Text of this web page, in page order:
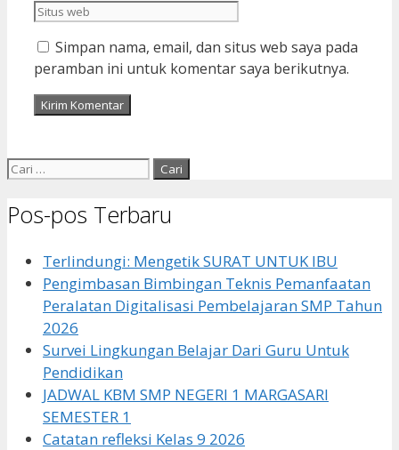
Simpan nama, email, dan situs web saya pada
peramban ini untuk komentar saya berikutnya.
Cari
Pos-pos Terbaru
Terlindungi: Mengetik SURAT UNTUK IBU
Pengimbasan Bimbingan Teknis Pemanfaatan
Peralatan Digitalisasi Pembelajaran SMP Tahun
2026
Survei Lingkungan Belajar Dari Guru Untuk
Pendidikan
JADWAL KBM SMP NEGERI 1 MARGASARI
SEMESTER 1
Catatan refleksi Kelas 9 2026